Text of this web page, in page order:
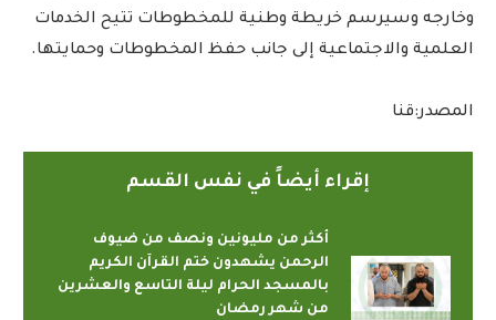
وخارجه وسيرسم خريطة وطنية للمخطوطات تتيح الخدمات
العلمية والاجتماعية إلى جانب حفظ المخطوطات وحمايتها.
المصدر:قنا
إقراء أيضاً في نفس القسم
أكثر من مليونين ونصف من ضيوف
الرحمن يشهدون ختم القرآن الكريم
بالمسجد الحرام ليلة التاسع والعشرين
من شهر رمضان